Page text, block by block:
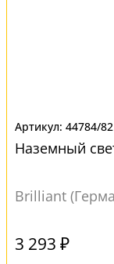
44784/82
Наземный
Brilliant
3 293 ₽